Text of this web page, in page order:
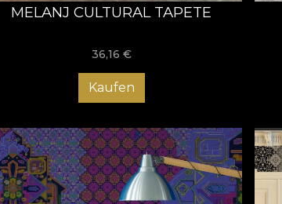
MELANJ CULTURAL TAPETE
36,16 €
Kaufen